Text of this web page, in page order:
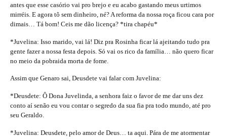
antes que esse casório vai pro brejo e eu acabo gastando meus urtimos
mirréis. E agora tô sem dinheiro, né? A reforma da nossa roça ficou cara por
dimais… Tá bom! Ceis me dão licença? *tira chapéu*
*Juvelina: Isso marido, vai lá! Diz pra Rosinha ficar lá ajeitando tudo pra
gente fazer a nossa festa depois. Só vai os rico da família… não quero ficar
no meio da pobraida morta de fome.
Assim que Genaro sai, Deusdete vai falar com Juvelina:
*Deusdete: Ô Dona Juvelinda, a senhora faiz o favor de me dar uns dez
conto aí senão eu vou contar o segredo da sua fia pra todo mundo, até pro
seu Geraldo.
*Juvelina: Deusdete, pelo amor de Deus… ta aqui. Pára de me atormentar